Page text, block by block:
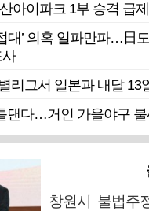
아이파크 1부 승격 급
대’ 의혹 일파만파…日
사
리그서 일본과 내달 13
댄다…거인 가을야구
창원시 불법주